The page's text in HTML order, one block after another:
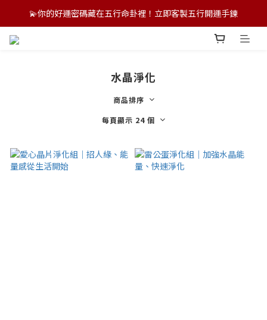
💫你的好運密碼藏在五行命卦裡！立即客製五行開運手鍊
💫你的好運密碼藏在五行命卦裡！立即客製五行開運手鍊
🌏 港澳新加坡跨境配送中｜支援多幣別結帳，訂製專屬好運！
水晶淨化
商品排序
每頁顯示 24 個